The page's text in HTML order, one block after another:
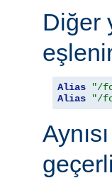
Diğer
Alias "/
Alias
"/
Aynısı